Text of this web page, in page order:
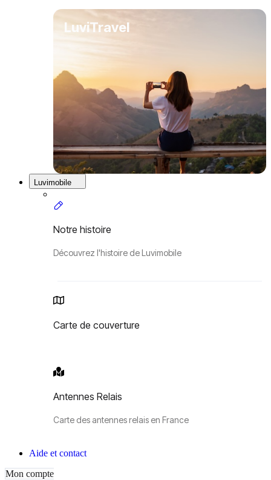
LuviTravel
Luvimobile
Notre histoire
Découvrez l'histoire de Luvimobile
Carte de couverture
Antennes Relais
Carte des antennes relais en France
Aide et contact
Mon compte